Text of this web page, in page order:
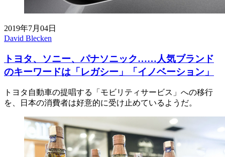
2019年7月04日
David Blecken
トヨタ、ソニー、パナソニック……人気ブランド
のキーワードは「レガシー」「イノベーション」
トヨタ自動車の提唱する「モビリティサービス」への移行
を、日本の消費者は好意的に受け止めているようだ。